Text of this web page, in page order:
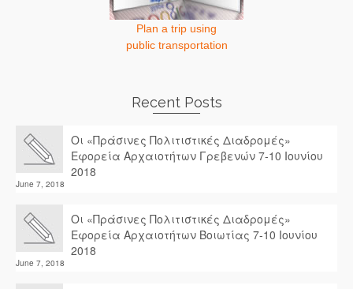
Plan a trip using
public transportation
Recent Posts
Οι «Πράσινες Πολιτιστικές Διαδρομές»
Εφορεία Αρχαιοτήτων Γρεβενών 7-10 Ιουνίου
2018
June 7, 2018
Οι «Πράσινες Πολιτιστικές Διαδρομές»
Εφορεία Αρχαιοτήτων Βοιωτίας 7-10 Ιουνίου
2018
June 7, 2018